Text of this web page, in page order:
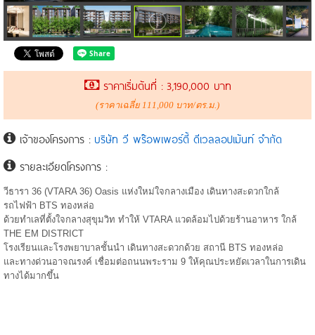
ราคาเริ่มต้นที่ : 3,190,000 บาท
(ราคาเฉลี่ย 111,000 บาท/ตร.ม.)
เจ้าของโครงการ : บริษัท วี พร๊อพเพอร์ตี้ ดีเวลลอปเม้นท์ จำกัด
รายละเอียดโครงการ :
วีธารา 36 (VTARA 36) Oasis แห่งใหม่ใจกลางเมือง เดินทางสะดวกใกล้
รถไฟฟ้า BTS ทองหล่อ
ด้วยทำเลที่ตั้งใจกลางสุขุมวิท ทำให้ VTARA แวดล้อมไปด้วยร้านอาหาร ใกล้
THE EM DISTRICT
โรงเรียนและโรงพยาบาลชั้นนำ เดินทางสะดวกด้วย สถานี BTS ทองหล่อ
และทางด่วนอาจณรงค์ เชื่อมต่อถนนพระราม 9 ให้คุณประหยัดเวลาในการเดิน
ทางได้มากขึ้น